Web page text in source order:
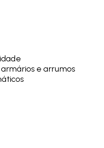
e arrumos